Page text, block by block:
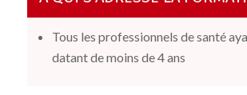
Tous les professionnels de santé
datant de moins de 4 ans